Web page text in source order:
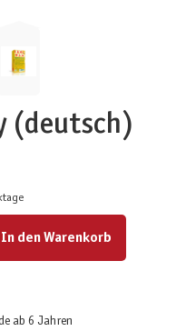
(deutsch)
benutze die Schaltflächen um die Anzahl zu
In den Warenkorb
ab 6 Jahren